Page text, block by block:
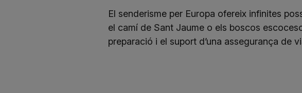
El senderisme per Europa ofereix infinites
el camí de Sant Jaume o els boscos
preparació i el suport d’una assegurança de